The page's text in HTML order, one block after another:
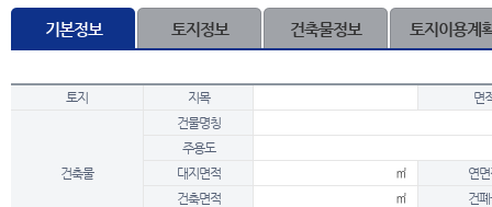
기본정보 토지정보 건축물정보 토지이용계
토지 지목 면
건축물
건물명칭
주용도
대지면적
㎡
연
건축면적
㎡
건